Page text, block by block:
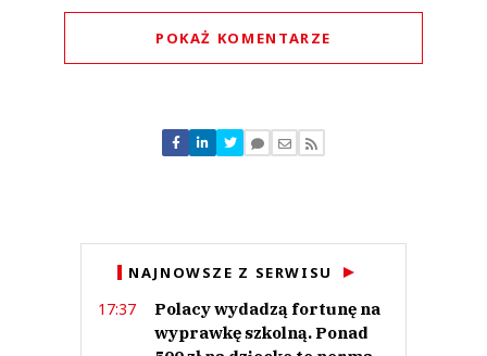
POKAŻ KOMENTARZE
Nie znaleziono komentarzy
Zostaw swoje komentarze
NAJNOWSZE Z SERWISU
17:37
Polacy wydadzą fortunę na
wyprawkę szkolną. Ponad